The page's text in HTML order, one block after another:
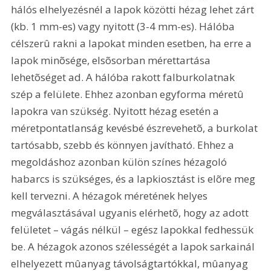
hálós elhelyezésnél a lapok közötti hézag lehet zárt
(kb. 1 mm-es) vagy nyitott (3-4 mm-es). Hálóba
célszerû rakni a lapokat minden esetben, ha erre a
lapok minõsége, elsõsorban mérettartása
lehetõséget ad. A hálóba rakott falburkolatnak
szép a felülete. Ehhez azonban egyforma méretû
lapokra van szükség. Nyitott hézag esetén a
méretpontatlanság kevésbé észrevehetõ, a burkolat
tartósabb, szebb és könnyen javítható. Ehhez a
megoldáshoz azonban külön színes hézagoló
habarcs is szükséges, és a lapkiosztást is elõre meg
kell tervezni. A hézagok méretének helyes
megválasztásával ugyanis elérhetõ, hogy az adott
felületet – vágás nélkül – egész lapokkal fedhessük
be. A hézagok azonos szélességét a lapok sarkainál
elhelyezett mûanyag távolságtartókkal, mûanyag